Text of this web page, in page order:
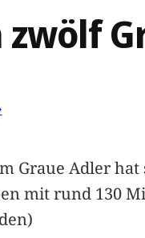
Graue Adler
mit rund 130